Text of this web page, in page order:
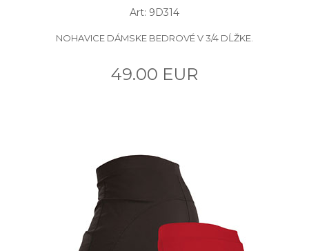
Art: 9D314
NOHAVICE DÁMSKE BEDROVÉ V 3/4 DĹŽKE.
49.00 EUR